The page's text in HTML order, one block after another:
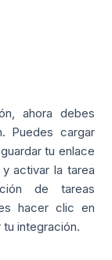
ahora debes
Puedes cargar
tu enlace
activar la tarea
de tareas
hacer clic en
integración.